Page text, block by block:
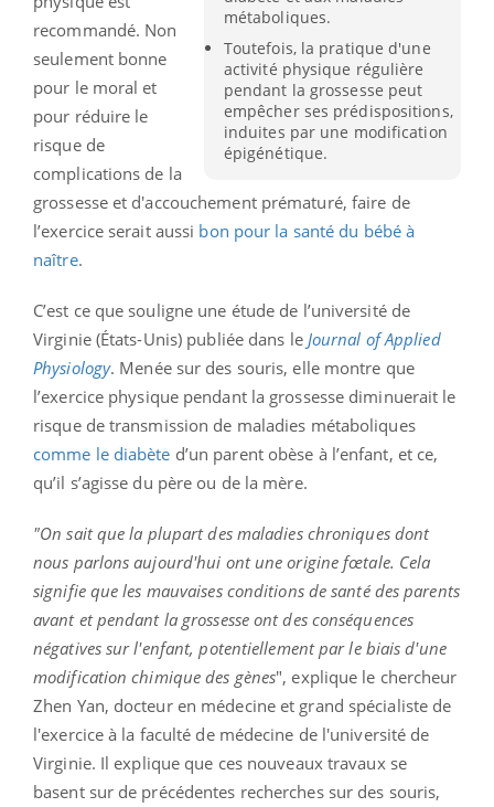
métaboliques.
Toutefois, la pratique d'une
activité physique régulière
pendant la grossesse peut
empêcher ses prédispositions,
induites par une modification
épigénétique.
recommandé. Non
seulement bonne
pour le moral et
pour réduire le
risque de
complications de la
grossesse et d'accouchement prématuré, faire de
l’exercice serait aussi bon pour la santé du bébé à
naître.
C’est ce que souligne une étude de l’université de
Virginie (États-Unis) publiée dans le Journal of Applied
Physiology. Menée sur des souris, elle montre que
l’exercice physique pendant la grossesse diminuerait le
risque de transmission de maladies métaboliques
comme le diabète d’un parent obèse à l’enfant, et ce,
qu’il s’agisse du père ou de la mère.
"On sait que la plupart des maladies chroniques dont
nous parlons aujourd'hui ont une origine fœtale. Cela
signifie que les mauvaises conditions de santé des parents
avant et pendant la grossesse ont des conséquences
négatives sur l'enfant, potentiellement par le biais d'une
modification chimique des gènes", explique le chercheur
Zhen Yan, docteur en médecine et grand spécialiste de
l'exercice à la faculté de médecine de l'université de
Virginie. Il explique que ces nouveaux travaux se
basent sur de précédentes recherches sur des souris,